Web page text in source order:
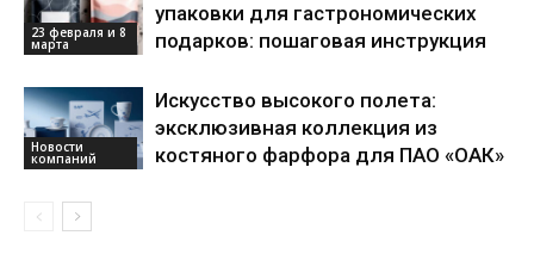
23 февраля и 8
марта
упаковки для гастрономических
подарков: пошаговая инструкция
Новости
компаний
Искусство высокого полета:
эксклюзивная коллекция из
костяного фарфора для ПАО «ОАК»